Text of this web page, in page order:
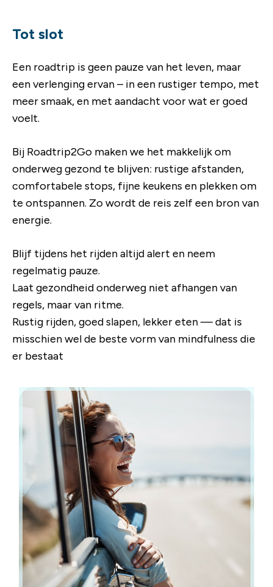
Tot slot
Een roadtrip is geen pauze van het leven, maar
een verlenging ervan – in een rustiger tempo, met
meer smaak, en met aandacht voor wat er goed
voelt.
Bij Roadtrip2Go maken we het makkelijk om
onderweg gezond te blijven: rustige afstanden,
comfortabele stops, fijne keukens en plekken om
te ontspannen. Zo wordt de reis zelf een bron van
energie.
Blijf tijdens het rijden altijd alert en neem
regelmatig pauze.
Laat gezondheid onderweg niet afhangen van
regels, maar van ritme.
Rustig rijden, goed slapen, lekker eten — dat is
misschien wel de beste vorm van mindfulness die
er bestaat